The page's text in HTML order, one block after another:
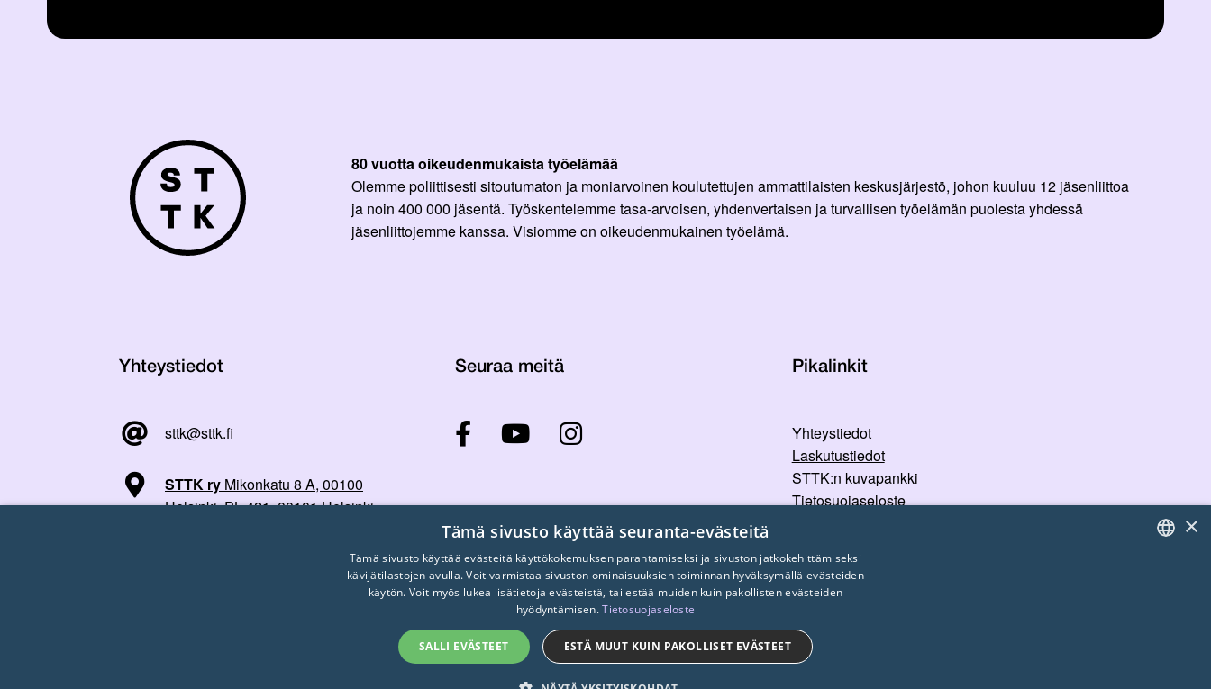
80 vuotta oikeudenmukaista työelämää
Olemme poliittisesti sitoutumaton ja moniarvoinen koulutettujen ammattilaisten keskusjärjestö, johon kuuluu 12 jäsenliittoa
ja noin 400 000 jäsentä. Työskentelemme tasa-arvoisen, yhdenvertaisen ja turvallisen työelämän puolesta yhdessä
jäsenliittojemme kanssa. Visiomme on oikeudenmukainen työelämä.
Yhteystiedot
sttk@sttk.fi
STTK ry Mikonkatu 8 A, 00100
Helsinki, PL 421, 00101 Helsinki
Seuraa meitä Pikalinkit
Yhteystiedot
Laskutustiedot
STTK:n kuvapankki
Tietosuojaseloste
© 2026 STTK. Made with ❤ byAvoin.Systems
×
Tämä sivusto käyttää seuranta-evästeitä
Tämä sivusto käyttää evästeitä käyttökokemuksen parantamiseksi ja sivuston jatkokehittämiseksi
kävijätilastojen avulla. Voit varmistaa sivuston ominaisuuksien toiminnan hyväksymällä evästeiden
käytön. Voit myös lukea lisätietoja evästeistä, tai estää muiden kuin pakollisten evästeiden
hyödyntämisen.Tietosuojaseloste
SALLI EVÄSTEET ESTÄ MUUT KUIN PAKOLLISET EVÄSTEET